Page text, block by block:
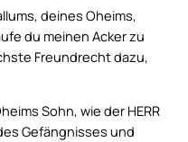
deines Oheims,
du meinen Acker zu
Freundrecht dazu,
Sohn, wie der HERR
Gefängnisses und